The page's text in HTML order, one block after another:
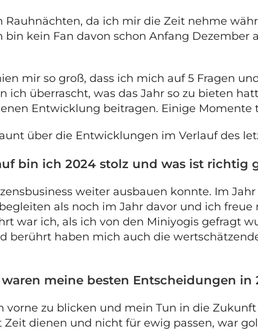
da ich mir die Zeit nehme
kein Fan davon schon Anfang Dezember
mir so groß, dass ich mich auf 5 Fragen
ich überrascht, was das Jahr so zu bieten
Entwicklung beitragen. Einige Momente
über die Entwicklungen im Verlauf des
bin ich 2024 stolz und was ist richtig
weiter ausbauen konnte. Im
als noch im Jahr davor und ich
war ich, als ich von den Miniyogis gefragt
berührt haben mich auch die
meine besten Entscheidungen in
vorne zu blicken und mein Tun in die
dienen und nicht für ewig passen, war